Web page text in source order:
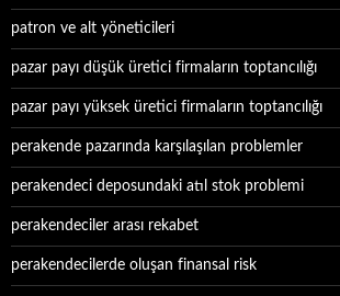
patron ve alt yöneticileri
pazar payı düşük üretici firmaların toptancılığı
pazar payı yüksek üretici firmaların toptancılığı
perakende pazarında karşılaşılan problemler
perakendeci deposundaki atıl stok problemi
perakendeciler arası rekabet
perakendecilerde oluşan finansal risk